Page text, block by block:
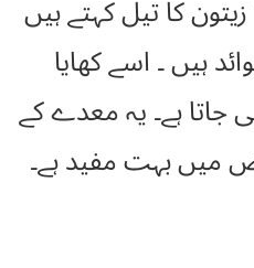
کا تیل کہتے ہیں
ہیں ۔ اسے کھایا
جاتا ہے۔ یہ معدے کے
میں بہت مفید ہے۔